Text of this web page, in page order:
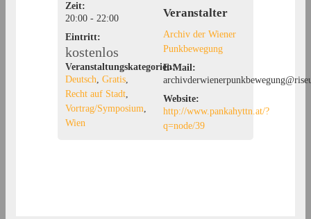
Zeit:
20:00 - 22:00
Eintritt:
kostenlos
Veranstaltungskategorien:
Deutsch,Gratis,
Recht auf Stadt,
Vortrag/Symposium,
Wien
Veranstalter
Archiv der Wiener
Punkbewegung
E-Mail:
Website:
http://www.pankahyttn.at/?
q=node/39